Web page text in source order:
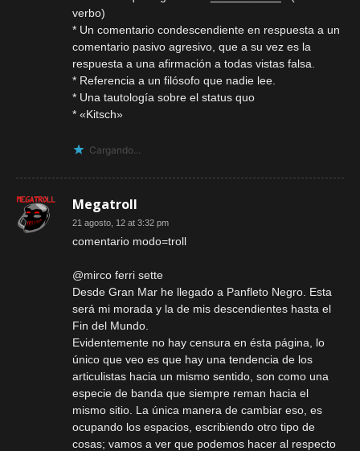
verbo)
* Un comentario condescendiente en respuesta a un
comentario pasivo agresivo, que a su vez es la
respuesta a una afirmación a todas vistas falsa.
* Referencia a un filósofo que nadie lee.
* Una tautología sobre el status quo
* «Kitsch»
Cargando...
Megatroll
21 agosto, 12 at 3:32 pm
comentario modo=troll
@mirco ferri sette
Desde Gran Mar he llegado a Panfleto Negro. Esta
será mi morada y la de mis descendientes hasta el
Fin del Mundo.
Evidentemente no hay censura en ésta página, lo
único que veo es que hay una tendencia de los
articulistas hacia un mismo sentido, son como una
especie de banda que siempre reman hacia el
mismo sitio. La única manera de cambiar eso, es
ocupando los espacios, escribiendo otro tipo de
cosas; vamos a ver que podemos hacer al respecto